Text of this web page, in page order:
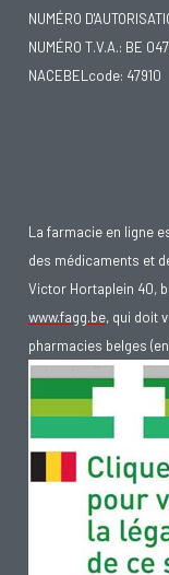
NUMÉRO
NUMÉRO T.V.A.: BE
NACEBELcode: 47910
La farmacie en ligne
des médicaments et
Victor Hortaplein 40,
www.fagg.be, qui doit
pharmacies belges